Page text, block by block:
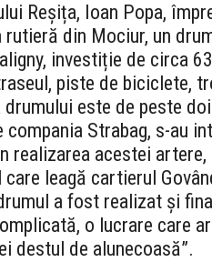
Reșița, Ioan Popa,
rutieră din Mociur, un
investiție de circa
piste de biciclete,
este de peste
Strabag, s-au
realizarea acestei
leagă cartierul
a fost realizat și
o lucrare care
destul de alunecoasă”.